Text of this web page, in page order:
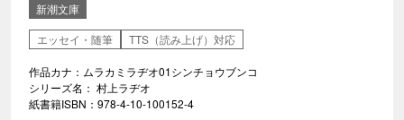
新潮文庫
エッセイ・随筆
TTS（読み上げ）対応
作品カナ：ムラカミラヂオ01シンチョウブンコ
シリーズ名： 村上ラヂオ
紙書籍ISBN：978-4-10-100152-4